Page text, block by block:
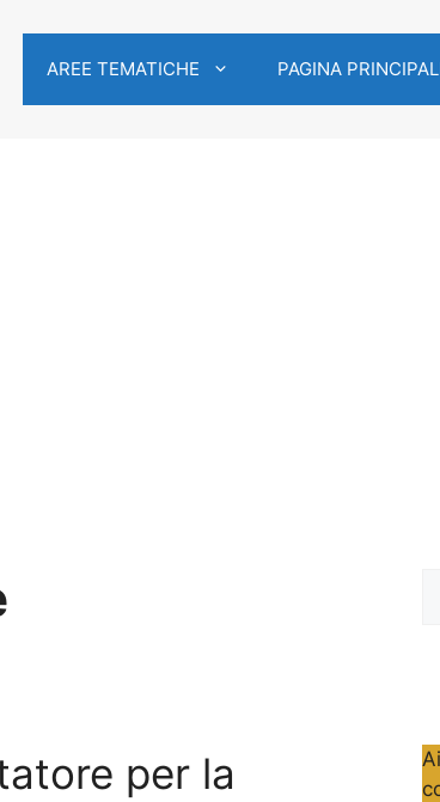
AREE TEMATICHE PAGINA
per la